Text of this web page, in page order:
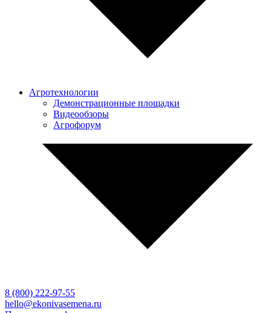
Агротехнологии
Демонстрационные площадки
Видеообзоры
Агрофорум
8 (800) 222-97-55
hello@ekonivasemena.ru